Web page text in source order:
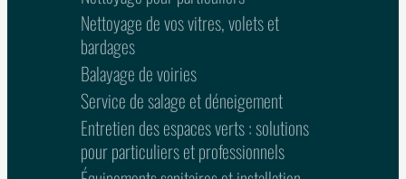
Nettoyage de vos vitres, volets et
bardages
Balayage de voiries
Service de salage et déneigement
Entretien des espaces verts : solutions
pour particuliers et professionnels